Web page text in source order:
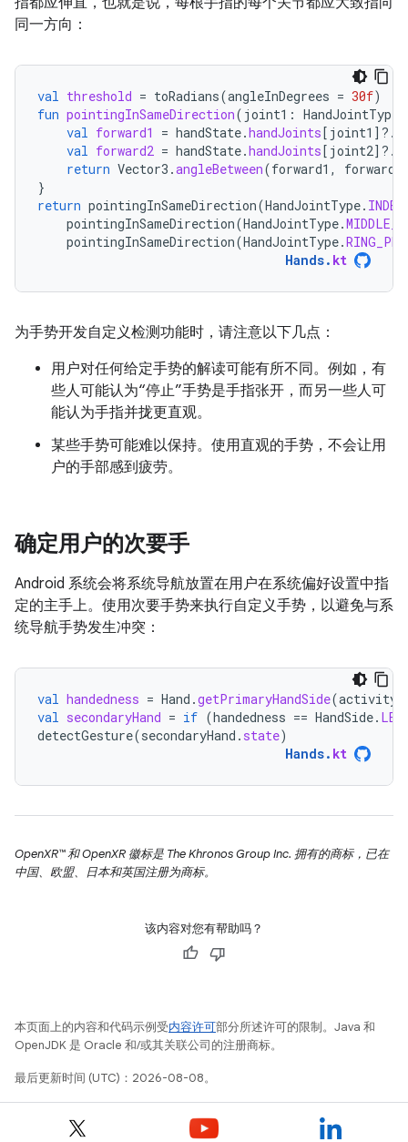
同一方向：
val threshold = toRadians(angleInDegrees = 30f)
fun pointingInSameDirection( joint1 : HandJointType
val forward1 = handState.handJoints [ joint1 ]?.
val forward2 = handState.handJoints [ joint2]?.
return Vector3 .angleBetween(forward1 , forward2
}
return pointingInSameDirection(HandJointType.
pointingInSameDirection(HandJointType.
pointingInSameDirection(HandJointType.
Hands. kt
为手势开发自定义检测功能时，请注意以下几点：
用户对任何给定手势的解读可能有所不同。例如，有
些人可能认为“停止”手势是手指张开，而另一些人可
能认为手指并拢更直观。
某些手势可能难以保持。使用直观的手势，不会让用
户的手部感到疲劳。
确定用户的次要手
Android 系统会将系统导航放置在用户在系统偏好设置中指
定的主手上。使用次要手势来执行自定义手势，以避免与系
统导航手势发生冲突：
val handedness = Hand .getPrimaryHandSide(activity
val secondaryHand = if (handedness == HandSide.
detectGesture(secondaryHand . state)
Hands. kt
OpenXR™ 和 OpenXR 徽标是 The Khronos Group Inc. 拥有的商标，已在
中国、欧盟、日本和英国注册为商标。
该内容对您有帮助吗？
本页面上的内容和代码示例受内容许可部分所述许可的限制。Java 和
OpenJDK 是 Oracle 和/或其关联公司的注册商标。
最后更新时间 (UTC)：2026-08-08。